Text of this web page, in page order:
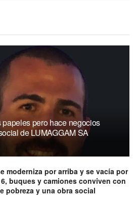
pero hace negocios
de LUMAGGAM SA
moderniza por arriba y se vacía por
buques y camiones conviven con
pobreza y una obra social